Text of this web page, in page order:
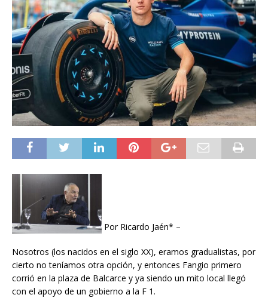
Por Ricardo Jaén* –
Nosotros (los nacidos en el siglo XX), eramos gradualistas, por
cierto no teníamos otra opción, y entonces Fangio primero
corrió en la plaza de Balcarce y ya siendo un mito local llegó
con el apoyo de un gobierno a la F 1.